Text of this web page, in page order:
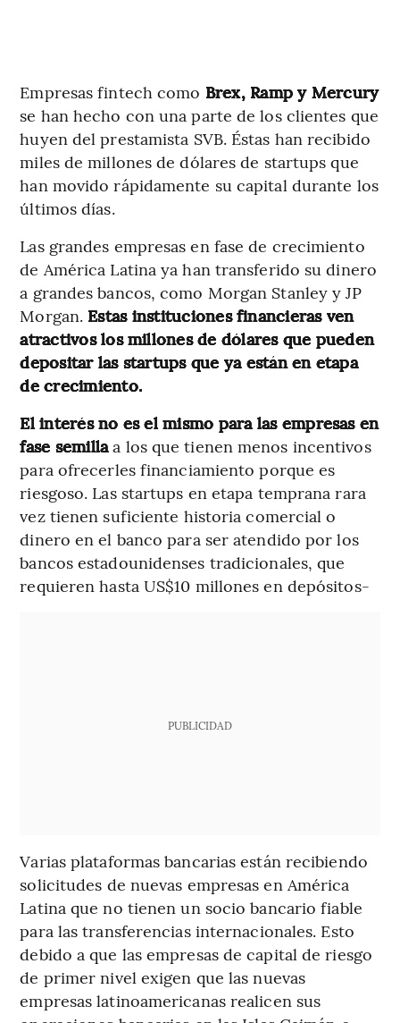
Empresas fintech como Brex, Ramp y Mercury
se han hecho con una parte de los clientes que
huyen del prestamista SVB. Éstas han recibido
miles de millones de dólares de startups que
han movido rápidamente su capital durante los
últimos días.
Las grandes empresas en fase de crecimiento
de América Latina ya han transferido su dinero
a grandes bancos, como Morgan Stanley y JP
Morgan. Estas instituciones financieras ven
atractivos los millones de dólares que pueden
depositar las startups que ya están en etapa
de crecimiento.
El interés no es el mismo para las empresas en
fase semillaa los que tienen menos incentivos
para ofrecerles financiamiento porque es
riesgoso. Las startups en etapa temprana rara
vez tienen suficiente historia comercial o
dinero en el banco para ser atendido por los
bancos estadounidenses tradicionales, que
requieren hasta US$10 millones en depósitos-
PUBLICIDAD
Varias plataformas bancarias están recibiendo
solicitudes de nuevas empresas en América
Latina que no tienen un socio bancario fiable
para las transferencias internacionales. Esto
debido a que las empresas de capital de riesgo
de primer nivel exigen que las nuevas
empresas latinoamericanas realicen sus